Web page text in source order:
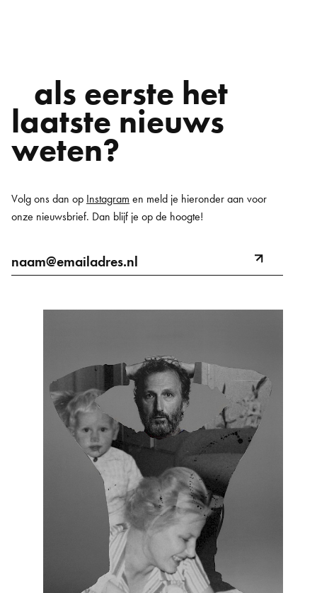
als eerste het
laatste nieuws
weten?
Volg ons dan op Instagram en meld je hieronder aan voor
onze nieuwsbrief. Dan blijf je op de hoogte!
mailadres
naam@emailadres.nl
meld
aan